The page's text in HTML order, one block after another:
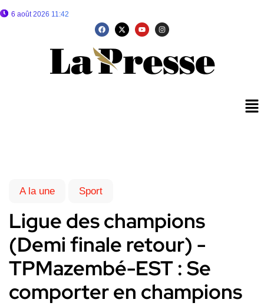
6 août 2026 11:42
A la une Sport
Ligue des champions
(Demi finale retour) -
TPMazembé-EST : Se
comporter en champions